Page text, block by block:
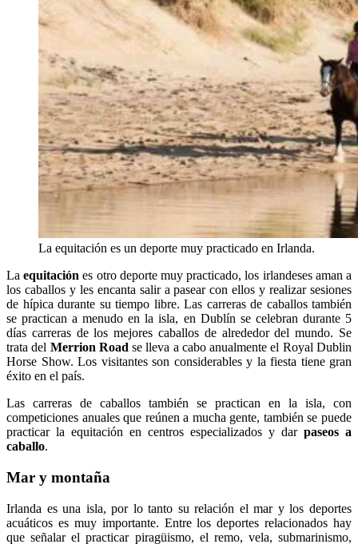
La equitación es un deporte muy practicado en Irlanda.
Laequitación es otro deporte muy practicado, los irlandeses aman a
los caballos y les encanta salir a pasear con ellos y realizar sesiones
de hípica durante su tiempo libre. Las carreras de caballos también
se practican a menudo en la isla, en Dublín se celebran durante 5
días carreras de los mejores caballos de alrededor del mundo. Se
trata del Merrion Road se lleva a cabo anualmente el Royal Dublin
Horse Show. Los visitantes son considerables y la fiesta tiene gran
éxito en el país.
Las carreras de caballos también se practican en la isla, con
competiciones anuales que reúnen a mucha gente, también se puede
practicar la equitación en centros especializados y dar paseos a
caballo.
Mar y montaña
Irlanda es una isla, por lo tanto su relación el mar y los deportes
acuáticos es muy importante. Entre los deportes relacionados hay
que señalar el practicar piragüismo, el remo, vela, submarinismo,